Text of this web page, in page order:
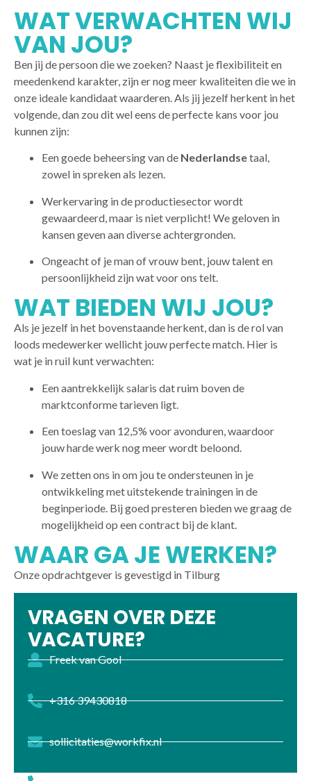
WAT VERWACHTEN WIJ
VAN JOU?
Ben jij de persoon die we zoeken? Naast je flexibiliteit en
meedenkend karakter, zijn er nog meer kwaliteiten die we in
onze ideale kandidaat waarderen. Als jij jezelf herkent in het
volgende, dan zou dit wel eens de perfecte kans voor jou
kunnen zijn:
Een goede beheersing van de Nederlandsetaal,
zowel in spreken als lezen.
Werkervaring in de productiesector wordt
gewaardeerd, maar is niet verplicht! We geloven in
kansen geven aan diverse achtergronden.
Ongeacht of je man of vrouw bent, jouw talent en
persoonlijkheid zijn wat voor ons telt.
WAT BIEDEN WIJ JOU?
Als je jezelf in het bovenstaande herkent, dan is de rol van
loods medewerker wellicht jouw perfecte match. Hier is
wat je in ruil kunt verwachten:
Een aantrekkelijk salaris dat ruim boven de
marktconforme tarieven ligt.
Een toeslag van 12,5% voor avonduren, waardoor
jouw harde werk nog meer wordt beloond.
We zetten ons in om jou te ondersteunen in je
ontwikkeling met uitstekende trainingen in de
beginperiode. Bij goed presteren bieden we graag de
mogelijkheid op een contract bij de klant.
WAAR GA JE WERKEN?
Onze opdrachtgever is gevestigd in Tilburg
VRAGEN OVER DEZE
VACATURE?
Freek van Gool
+316 39430818
sollicitaties@workfix.nl